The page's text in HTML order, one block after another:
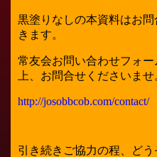
黒塗りなしの本資料はお
きます。
常友会お問い合わせフォ
上、お問合せくださいませ
http://josobbcob.com/contact/
引き続きご協力の程、ど